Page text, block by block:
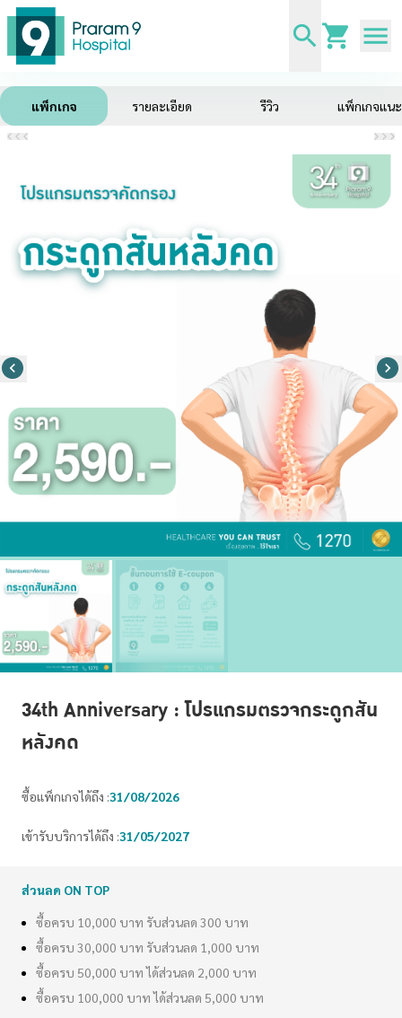
แพ็กเกจ รายละเอียด รีวิว แพ็กเกจแน
34th Anniversary : โปรแกรมตรวจกระดูกสัน
หลังคด
ซื้อแพ็กเกจได้ถึง :31/08/2026
เข้ารับบริการได้ถึง :31/05/2027
ส่วนลด ON TOP
ซื้อครบ 10,000 บาท รับส่วนลด 300 บาท
ซื้อครบ 30,000 บาท รับส่วนลด 1,000 บาท
ซื้อครบ 50,000 บาท ได้ส่วนลด 2,000 บาท
ซื้อครบ 100,000 บาท ได้ส่วนลด 5,000 บาท